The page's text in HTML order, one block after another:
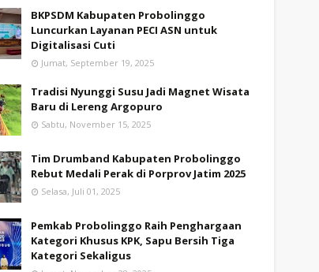
BKPSDM Kabupaten Probolinggo
Luncurkan Layanan PECI ASN untuk
Digitalisasi Cuti
Jumat, September 19, 2025
Tradisi Nyunggi Susu Jadi Magnet Wisata
Baru di Lereng Argopuro
Sabtu, November 15, 2025
Tim Drumband Kabupaten Probolinggo
Rebut Medali Perak di Porprov Jatim 2025
Selasa, Juli 01, 2025
Pemkab Probolinggo Raih Penghargaan
Kategori Khusus KPK, Sapu Bersih Tiga
Kategori Sekaligus